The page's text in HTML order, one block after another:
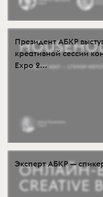
Президент АБКР
креативной сессии
Expo 2...
Эксперт АБКР —